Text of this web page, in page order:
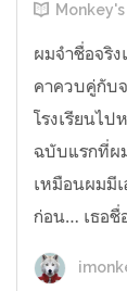
ผมจำชื่อจริ
คาควบคู่กับ
โรงเรียนไ
ฉบับแรกที่ผ
เหมือนผมมี
ก่อน… เธอชื่